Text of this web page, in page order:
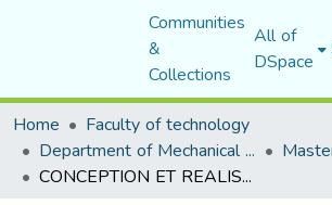
Communities
&
Collections
All of
DSpace
Home
Faculty of technology
Department of Mechanical Engineering
CONCEPTION ET REALISATION D’UN OUTIL DE MOLETAGE